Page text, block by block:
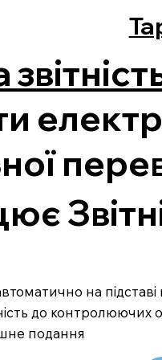
автоматично на
до контролюючих
подання